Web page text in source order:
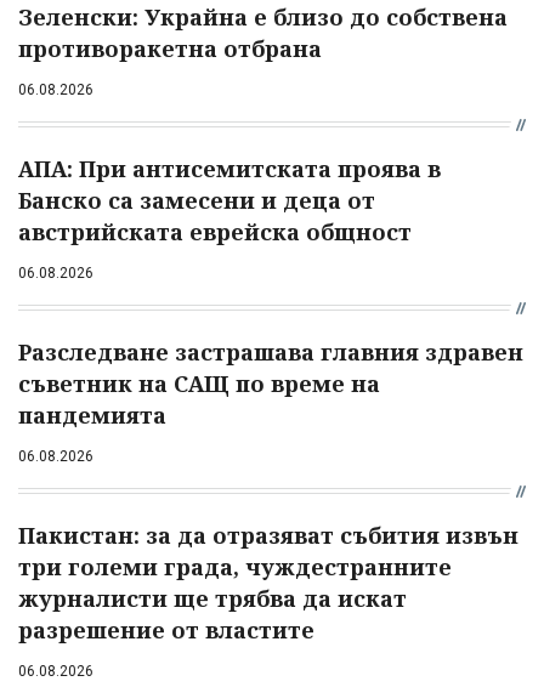
Зеленски: Украйна е близо до собствена
противоракетна отбрана
06.08.2026
АПА: При антисемитската проява в
Банско са замесени и деца от
австрийската еврейска общност
06.08.2026
Разследване застрашава главния здравен
съветник на САЩ по време на
пандемията
06.08.2026
Пакистан: за да отразяват събития извън
три големи града, чуждестранните
журналисти ще трябва да искат
разрешение от властите
06.08.2026